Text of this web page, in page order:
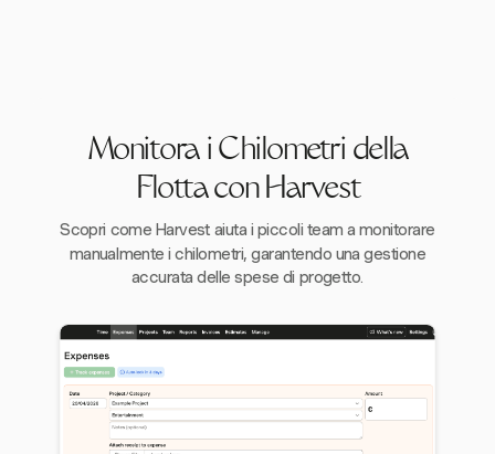
Monitora i Chilometri della
Flotta con Harvest
Scopri come Harvest aiuta i piccoli team a monitorare
manualmente i chilometri, garantendo una gestione
accurata delle spese di progetto.